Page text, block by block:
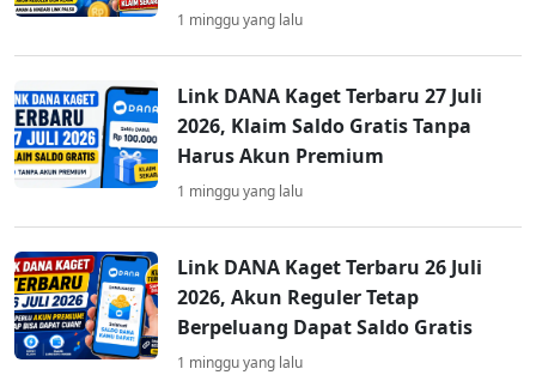
1 minggu yang lalu
Link DANA Kaget Terbaru 27 Juli
2026, Klaim Saldo Gratis Tanpa
Harus Akun Premium
1 minggu yang lalu
Link DANA Kaget Terbaru 26 Juli
2026, Akun Reguler Tetap
Berpeluang Dapat Saldo Gratis
1 minggu yang lalu